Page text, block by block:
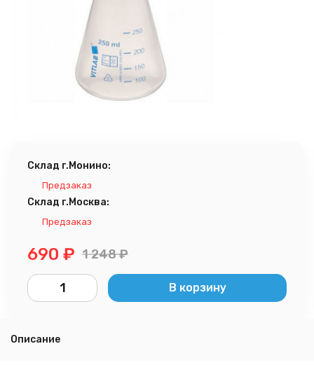
Склад г.Монино:
Предзаказ
Склад г.Москва:
Предзаказ
690 ₽ 1 248₽
В корзину
Описание